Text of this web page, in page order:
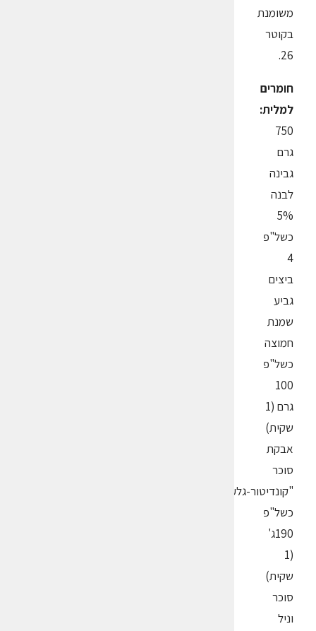
משומנת
בקוטר
26.
חומרים
למלית:
750
גרם
גבינה
לבנה
5%
כשל"פ
4
ביצים
גביע
שמנת
חמוצה
כשל"פ
100
גרם (1
שקית)
אבקת
סוכר
"קונדיטור-גלעם"
כשל"פ
190ג'
(1
שקית)
סוכר
וניל